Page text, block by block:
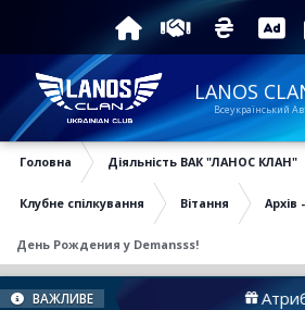
LANOS
Всеукраїнський
Головна Діяльність ВАК "ЛАНОС КЛАН"
Клубне спілкування Вітання Архів
День Рождения у Demansss!
ВАЖЛИВЕ Атрибутика